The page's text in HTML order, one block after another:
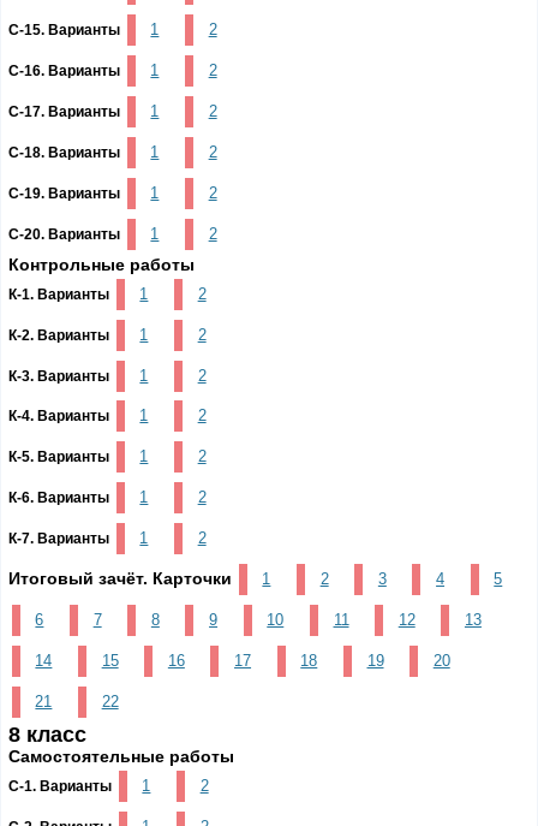
С-15. Варианты 1 2
С-16. Варианты 1 2
С-17. Варианты 1 2
С-18. Варианты 1 2
С-19. Варианты 1 2
С-20. Варианты 1 2
Контрольные работы
К-1. Варианты 1 2
К-2. Варианты 1 2
К-3. Варианты 1 2
К-4. Варианты 1 2
К-5. Варианты 1 2
К-6. Варианты 1 2
К-7. Варианты 1 2
Итоговый зачёт. Карточки 1 2 3 4 5
6 7 8 9 10 11 12 13
14 15 16 17 18 19 20
21 22
8 класс
Самостоятельные работы
С-1. Варианты 1 2